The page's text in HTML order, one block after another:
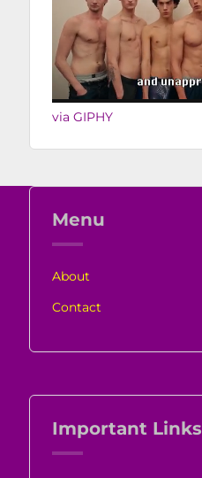
via GIPHY
Menu
About
Contact
Important Links